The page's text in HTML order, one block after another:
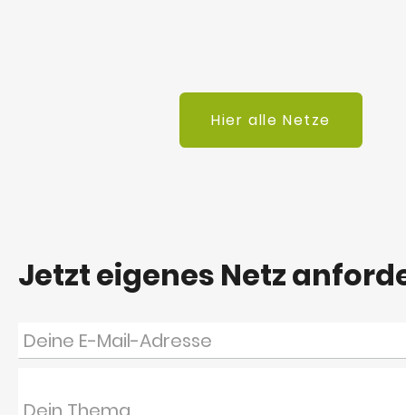
Hier alle Netze
Jetzt eigenes Netz